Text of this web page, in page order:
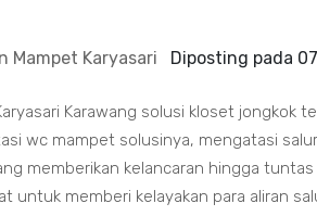
Mampet Karyasari Diposting pada
Karawang solusi kloset jongkok
wc mampet solusinya, mengatasi
memberikan kelancaran hingga
memberi kelayakan para aliran